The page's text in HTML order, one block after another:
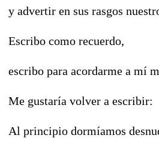
y advertir en sus rasgos
Escribo como recuerdo,
escribo para acordarme a mí
Me gustaría volver a escribir:
Al principio dormíamos